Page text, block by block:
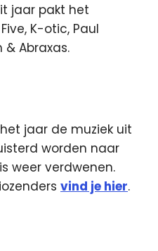
jaar pakt het
K-otic, Paul
& Abraxas.
jaar de muziek uit
worden naar
weer verdwenen.
vind je hier.